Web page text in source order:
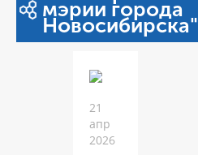
мэрии города
Новосибирска"
21
апр
2026